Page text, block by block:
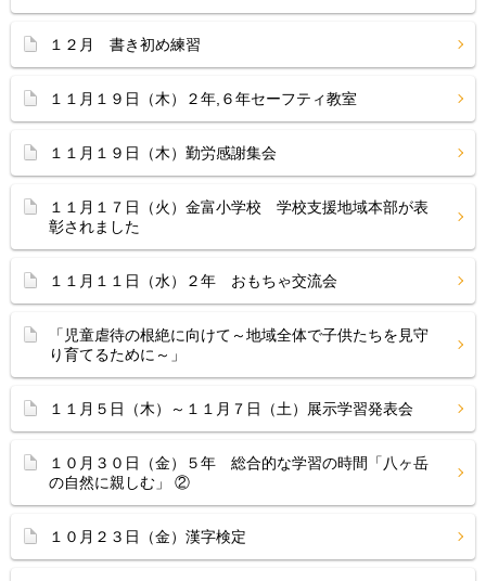
１２月 書き初め練習
１１月１９日（木）２年,６年セーフティ教室
１１月１９日（木）勤労感謝集会
１１月１７日（火）金富小学校 学校支援地域本部が表
彰されました
１１月１１日（水）２年 おもちゃ交流会
「児童虐待の根絶に向けて～地域全体で子供たちを見守
り育てるために～」
１１月５日（木）～１１月７日（土）展示学習発表会
１０月３０日（金）５年 総合的な学習の時間「八ヶ岳
の自然に親しむ」 ②
１０月２３日（金）漢字検定